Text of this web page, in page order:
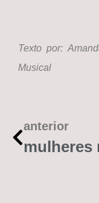
Texto por:
Musical
anterior